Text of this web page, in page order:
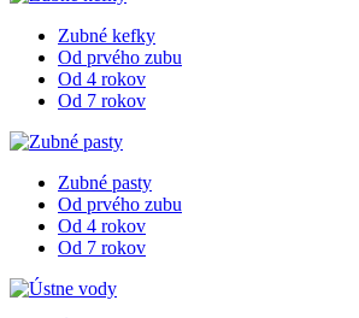
Zubné kefky
Od prvého zubu
Od 4 rokov
Od 7 rokov
Zubné pasty
Od prvého zubu
Od 4 rokov
Od 7 rokov